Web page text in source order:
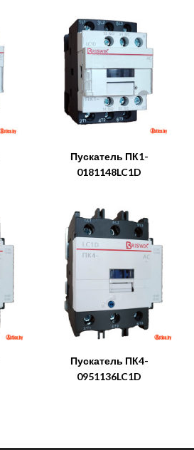
Пускатель ПК1-
0181148LC1D
Пускатель ПК4-
0951136LC1D